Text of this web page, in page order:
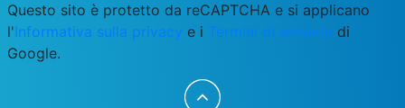
Questo sito è protetto da reCAPTCHA e si applicano
l'Informativa sulla privacy e i Termini di servizio di
Google.